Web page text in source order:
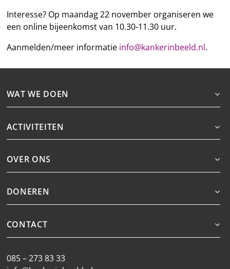
Interesse? Op maandag 22 november organiseren we
een online bijeenkomst van 10.30-11.30 uur.
Aanmelden/meer informatie info@kankerinbeeld.nl.
WAT WE DOEN
ACTIVITEITEN
OVER ONS
DONEREN
CONTACT
085 – 273 83 33